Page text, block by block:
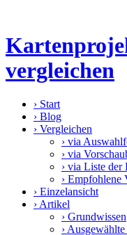
vergleichen
› Start
› Blog
› Vergleichen
› via
› via
› via Liste der
› Empfohlene
› Einzelansicht
› Artikel
› Grundwissen
›